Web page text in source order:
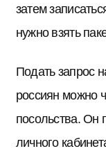
затем
нужно взять
Подать запрос
россиян можно
посольства. Он
личного